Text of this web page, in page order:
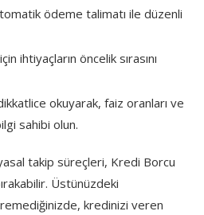
ödeme talimatı ile düzenli
ihtiyaçların öncelik sırasını
okuyarak, faiz oranları ve
sahibi olun.
takip süreçleri, Kredi Borcu
Üstünüzdeki
kredinizi veren